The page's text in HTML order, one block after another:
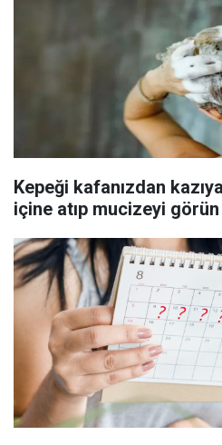
Kepeği kafanızdan
içine atıp mucizeyi görün